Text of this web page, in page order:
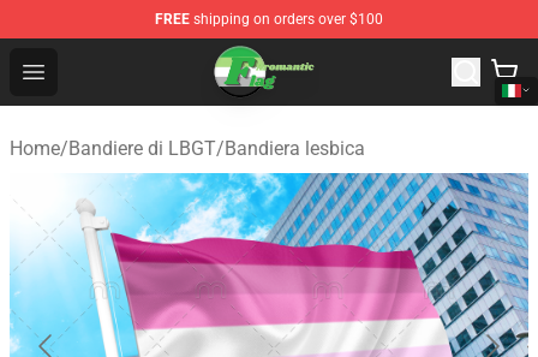
FREE shipping on orders over $100
Open menu
Aromantic Flag Shop - The Best Store of Aromantic Flag
Home/Bandiere di LBGT/Bandiera lesbica